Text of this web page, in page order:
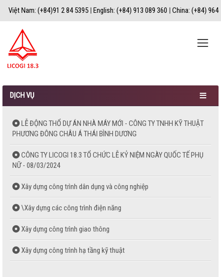
Việt Nam: (+84)91 2 84 5395 | English: (+84) 913 089 360 | China: (+84) 964
Toggle
DỊCH VỤ
LỄ ĐỘNG THỔ DỰ ÁN NHÀ MÁY MỚI - CÔNG TY TNHH KỸ THUẬT
PHƯƠNG ĐÔNG CHÂU Á THÁI BÌNH DƯƠNG
CÔNG TY LICOGI 18.3 TỔ CHỨC LỄ KỶ NIỆM NGÀY QUỐC TẾ PHỤ
NỮ - 08/03/2024
Xây dựng công trình dân dụng và công nghiệp
\Xây dựng các công trình điện năng
Xây dựng công trình giao thông
Xây dựng công trình hạ tầng kỹ thuật